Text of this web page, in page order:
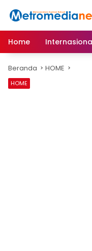
Home
Beranda HOME
HOME